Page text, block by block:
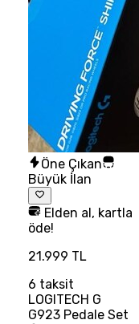
Öne Çıkan
Büyük İlan
Elden al, kartla
öde!
21.999 TL
6 taksit
LOGITECH G
G923 Pedale Set